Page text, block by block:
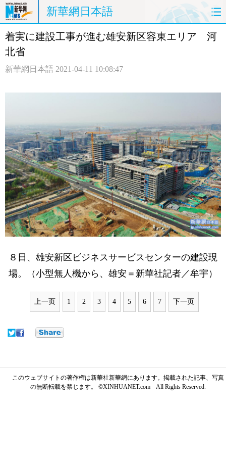
新華網日本語
ホームページ 政治 経済
着実に建設工事が進む雄安新区容東エリア 河
北省
新華網日本語 2021-04-11 10:08:47
８日、雄安新区ビジネスサービスセンターの建設現
場。（小型無人機から、雄安＝新華社記者／牟宇）
上一页 1 2 3 4 5 6 7 下一页
このウェブサイトの著作権は新華社新華網にあります。掲載された記事、写真
の無断転載を禁じます。 ©XINHUANET.com All Rights Reserved.